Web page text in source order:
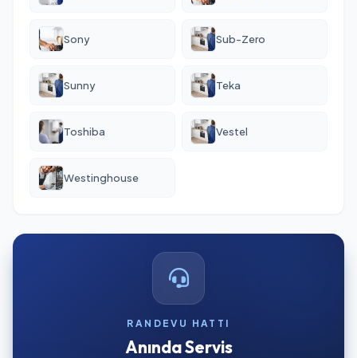
Sony Sub-Zero
Sunny Teka
Toshiba Vestel
Westinghouse
RANDEVU HATTI
Anında Servis